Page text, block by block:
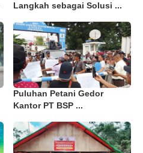
Langkah sebagai Solusi ...
Puluhan Petani Gedor
Kantor PT BSP ...